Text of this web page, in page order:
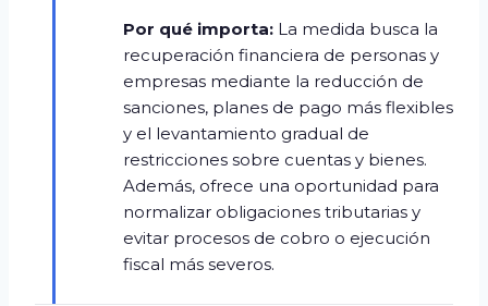
Por qué importa: La medida busca la
recuperación financiera de personas y
empresas mediante la reducción de
sanciones, planes de pago más flexibles
y el levantamiento gradual de
restricciones sobre cuentas y bienes.
Además, ofrece una oportunidad para
normalizar obligaciones tributarias y
evitar procesos de cobro o ejecución
fiscal más severos.